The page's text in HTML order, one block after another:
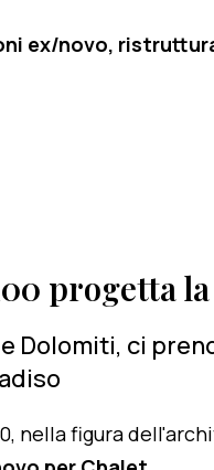
ex/novo,
progetta
Dolomiti, ci
nella figura